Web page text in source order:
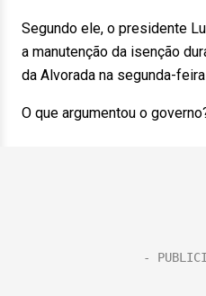
Segundo ele, o presidente
a manutenção da isenção
da Alvorada na segunda-
O que argumentou o